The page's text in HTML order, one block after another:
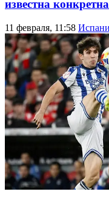
известна
11 февраля, 11:58